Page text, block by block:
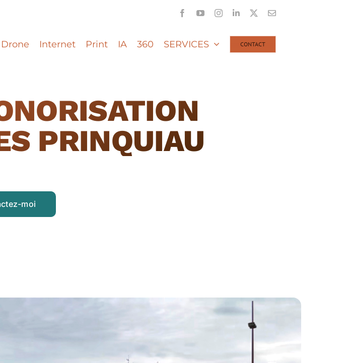
FacebookYouTubeInstagramLinkedIn Email
Drone Internet Print IA 360 SERVICES CONTACT
PRINQUIAU
moi